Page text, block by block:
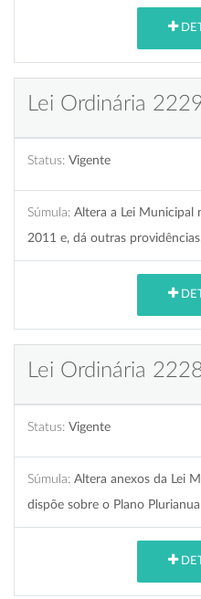
Lei Ordinária
Status: Vigente
Súmula: Altera a Lei Municipal
2011 e, dá outras
Lei Ordinária
Status: Vigente
Súmula: Altera anexos da Lei
dispõe sobre o Plano